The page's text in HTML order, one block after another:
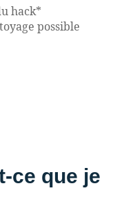
hack*
possible
ce que je